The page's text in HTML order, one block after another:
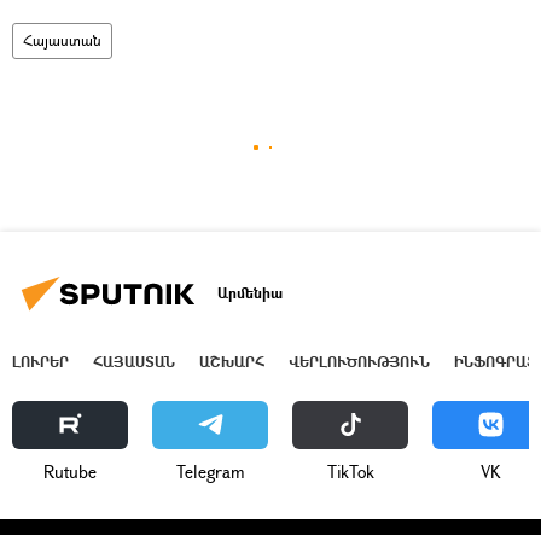
Հայաստան
Արմենիա
ԼՈՒՐԵՐ ՀԱՅԱՍՏԱՆ ԱՇԽԱՐՀ ՎԵՐԼՈՒԾՈՒԹՅՈՒՆ
Rutube Telegram ТikТоk VK